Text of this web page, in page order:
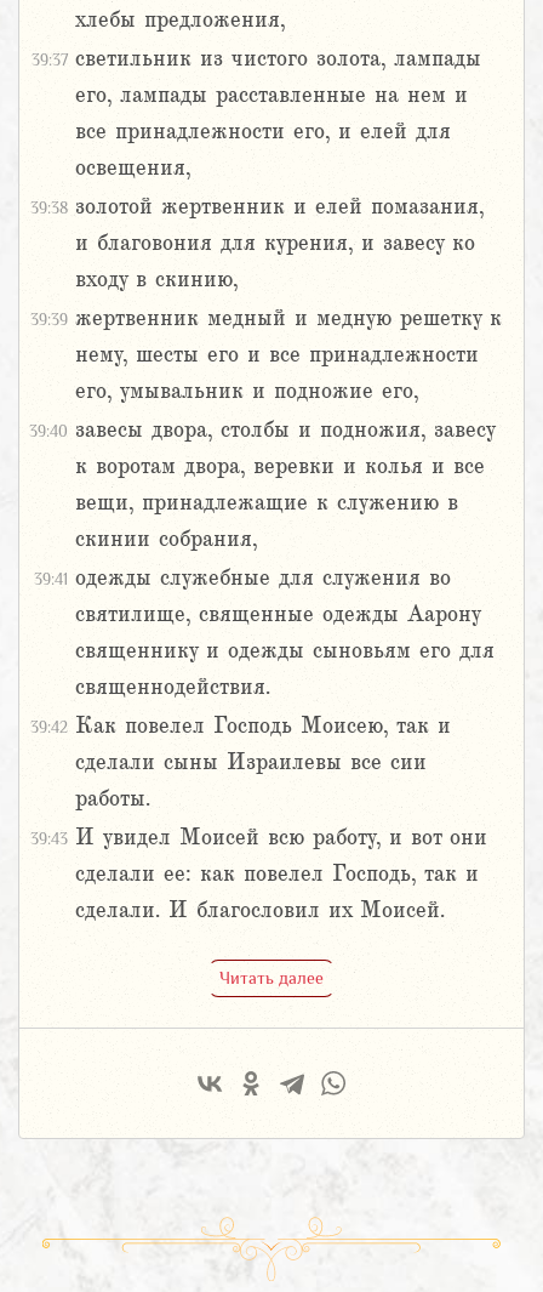
хлебы предложения,
39:37 светильник из чистого золота, лампады
его, лампады расставленные на нем и
все принадлежности его, и елей для
освещения,
39:38 золотой жертвенник и елей помазания,
и благовония для курения, и завесу ко
входу в скинию,
39:39 жертвенник медный и медную решетку к
нему, шесты его и все принадлежности
его, умывальник и подножие его,
39:40 завесы двора, столбы и подножия, завесу
к воротам двора, веревки и колья и все
вещи, принадлежащие к служению в
скинии собрания,
39:41 одежды служебные для служения во
святилище, священные одежды Аарону
священнику и одежды сыновьям его для
священнодействия.
39:42 Как повелел Господь Моисею, так и
сделали сыны Израилевы все сии
работы.
39:43 И увидел Моисей всю работу, и вот они
сделали ее: как повелел Господь, так и
сделали. И благословил их Моисей.
Читать далее